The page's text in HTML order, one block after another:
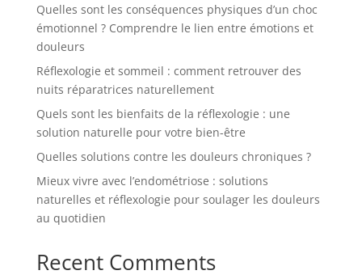
Quelles sont les conséquences physiques d’un choc
émotionnel ? Comprendre le lien entre émotions et
douleurs
Réflexologie et sommeil : comment retrouver des
nuits réparatrices naturellement
Quels sont les bienfaits de la réflexologie : une
solution naturelle pour votre bien-être
Quelles solutions contre les douleurs chroniques ?
Mieux vivre avec l’endométriose : solutions
naturelles et réflexologie pour soulager les douleurs
au quotidien
Recent Comments